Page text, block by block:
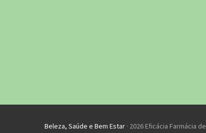
Beleza, Saúde e Bem Estar· 2026 Eficácia Farmácia